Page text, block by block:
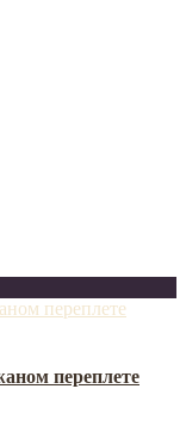
переплете